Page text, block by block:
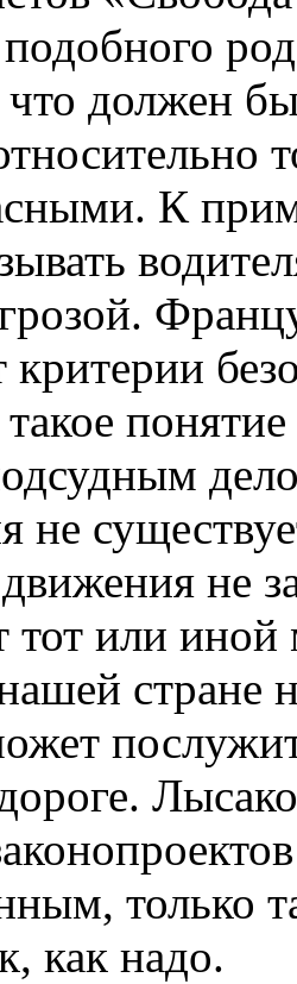
что должен
К
критерии
не
не
тот или
стране
только
как надо.